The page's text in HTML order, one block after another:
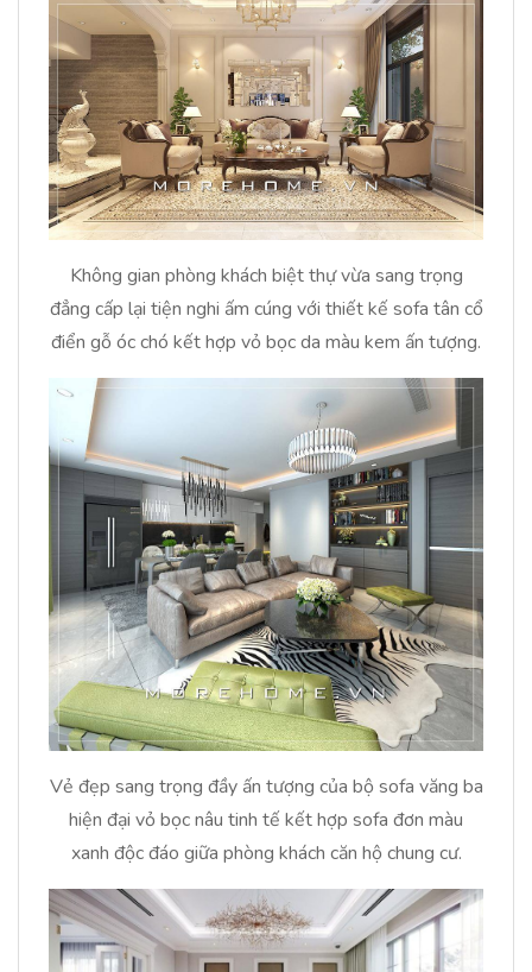
Không gian phòng khách biệt thự vừa sang trọng
đẳng cấp lại tiện nghi ấm cúng với thiết kế sofa tân cổ
điển gỗ óc chó kết hợp vỏ bọc da màu kem ấn tượng.
Vẻ đẹp sang trọng đầy ấn tượng của bộ sofa văng ba
hiện đại vỏ bọc nâu tinh tế kết hợp sofa đơn màu
xanh độc đáo giữa phòng khách căn hộ chung cư.